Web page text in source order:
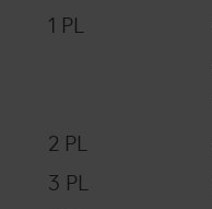
1 PL
2 PL
3 PL